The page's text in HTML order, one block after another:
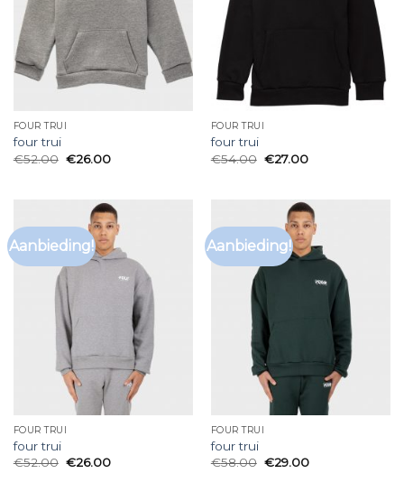
FOUR TRUI
four trui
€52.00 €26.00
FOUR TRUI
four trui
€54.00 €27.00
Aanbieding!
FOUR TRUI
four trui
€52.00 €26.00
Aanbieding!
FOUR TRUI
four trui
€58.00 €29.00